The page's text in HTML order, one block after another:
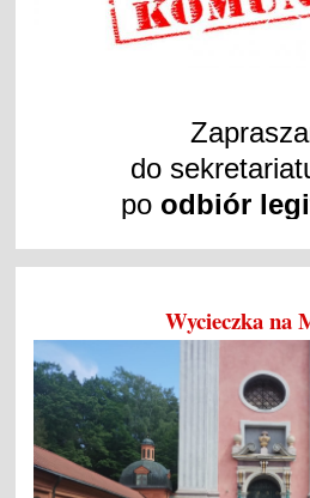
do
po odbiór
Wycieczka na